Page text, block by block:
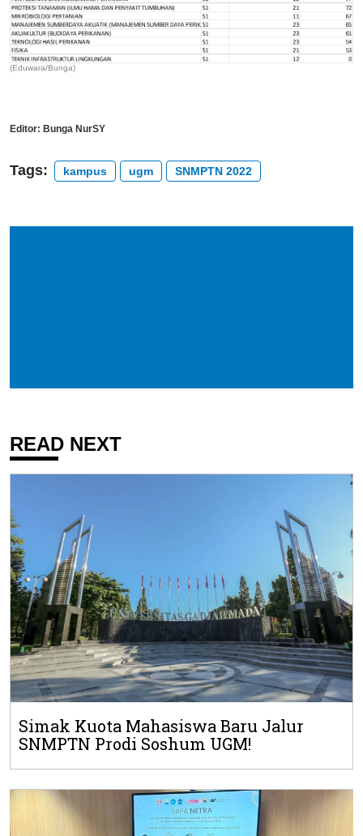
(Eduwara/Bunga)
Editor: Bunga NurSY
Tags: kampus ugm SNMPTN 2022
READ NEXT
Simak Kuota Mahasiswa Baru Jalur
SNMPTN Prodi Soshum UGM!